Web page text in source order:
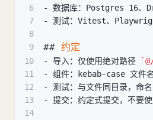
6
-
数据库：Postgres 16、
7
-
测试：Vitest、
8
9
## 约定
10 - 导入：仅使用绝对路径
11
-
组件：kebab-case 文件
12
- 测试：与文件同目录，命
13
-
提交：约定式提交，不
14